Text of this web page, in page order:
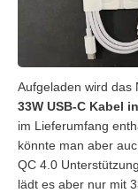
Aufgeladen wird das
33W USB-C Kabel
im Lieferumfang
könnte man aber
QC 4.0
lädt es aber nur mit